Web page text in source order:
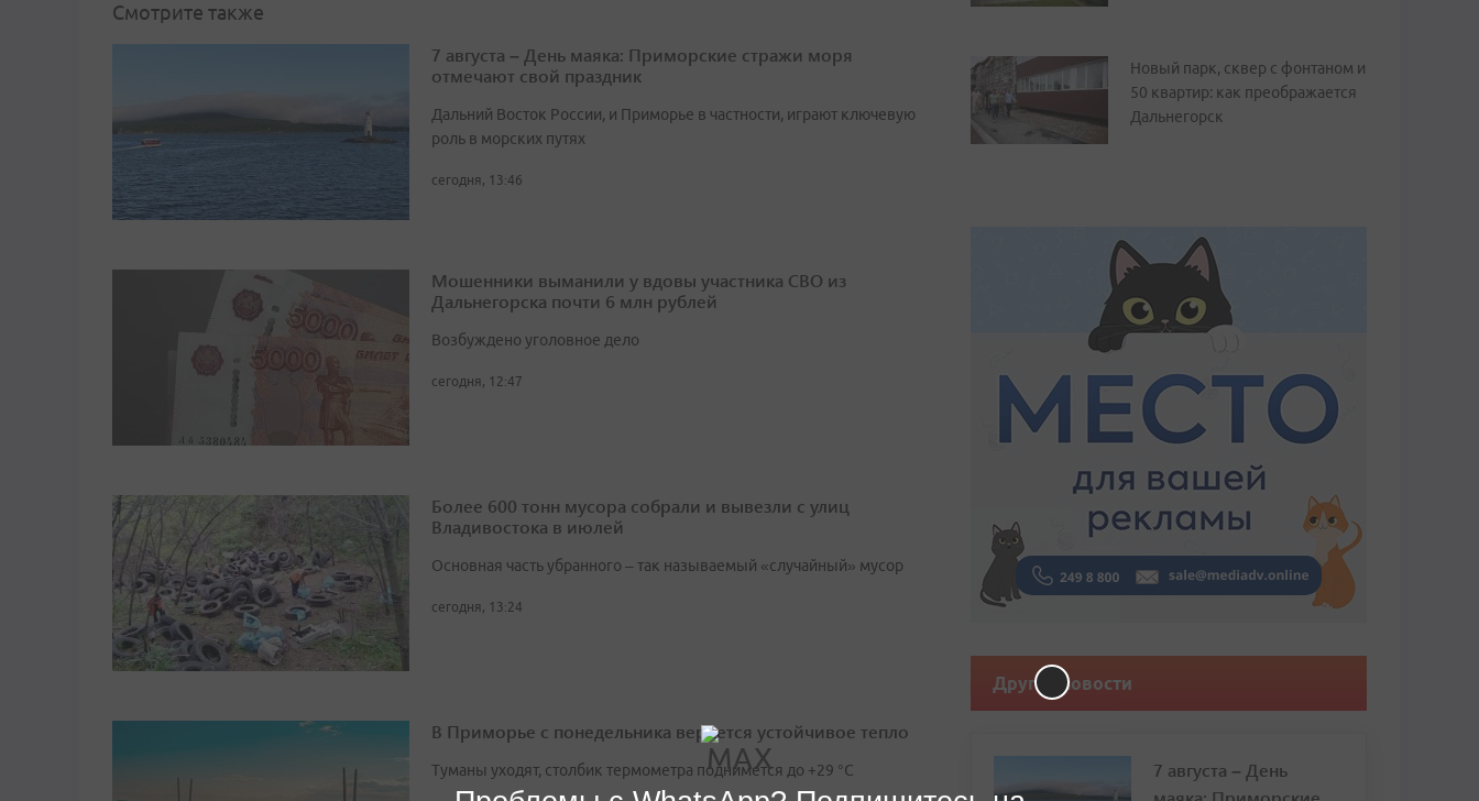
Смотрите также
7 августа – День маяка: Приморские стражи моря
отмечают свой праздник
Дальний Восток России, и Приморье в частности, играют ключевую
роль в морских путях
сегодня, 13:46
Мошенники выманили у вдовы участника СВО из
Дальнегорска почти 6 млн рублей
Возбуждено уголовное дело
сегодня, 12:47
Более 600 тонн мусора собрали и вывезли с улиц
Владивостока в июлей
Основная часть убранного – так называемый «случайный» мусор
сегодня, 13:24
В Приморье с понедельника вернется устойчивое тепло
Туманы уходят, столбик термометра поднимется до +29 °С
Новый парк, сквер с фонтаном и
50 квартир: как преображается
Дальнегорск
Другие новости
7 августа – День